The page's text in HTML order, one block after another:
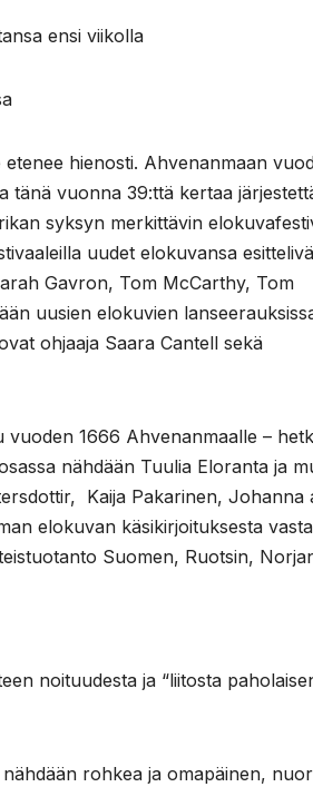
ensi viikolla
hienosti. Ahvenanmaan
tänä vuonna 39:ttä kertaa
syksyn merkittävin
uudet elokuvansa
Gavron, Tom McCarthy, Tom
uusien elokuvien
ohjaaja Saara Cantell sekä
1666 Ahvenanmaalle –
nähdään Tuulia Eloranta ja
Kaija Pakarinen, Johanna
elokuvan käsikirjoituksesta
Suomen, Ruotsin,
noituudesta ja “liitosta
rohkea ja omapäinen,